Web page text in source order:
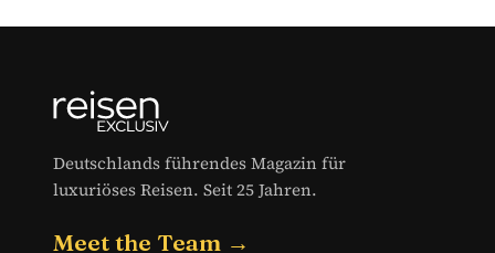
Deutschlands führendes Magazin für
luxuriöses Reisen. Seit 25 Jahren.
Meet the Team →